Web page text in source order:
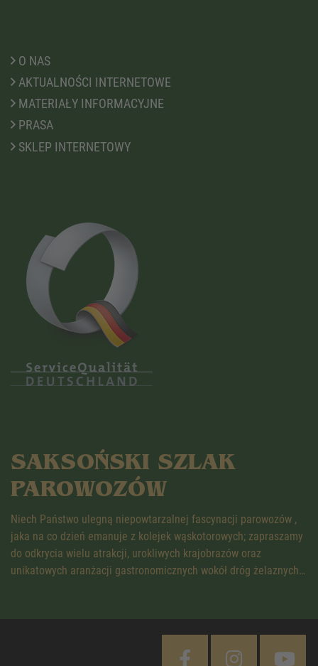
O NAS
AKTUALNOŚCI INTERNETOWE
MATERIAŁY INFORMACYJNE
PRASA
SKLEP INTERNETOWY
SAKSOŃSKI SZLAK
PAROWOZÓW
Niech Państwo ulegną niepowtarzalnej fascynacji parowozów ,
jaka na co dzień emanuje z kolejek wąskotorowych; zapraszamy
do odkrycia wielu atrakcji, urokliwych krajobrazów oraz
unikatowych aranżacji gastronomicznych wokół dróg żelaznych…